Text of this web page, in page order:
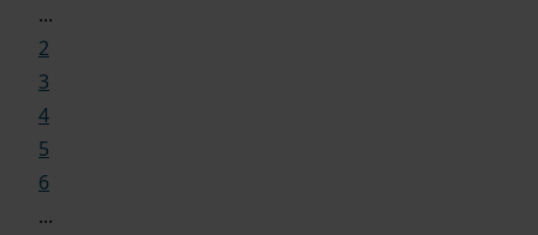
...
2
3
4
5
6
...